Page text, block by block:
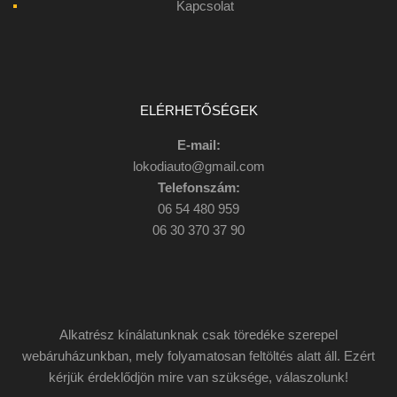
Kapcsolat
ELÉRHETŐSÉGEK
E-mail:
lokodiauto@gmail.com
Telefonszám:
06 54 480 959
06 30 370 37 90
Alkatrész kínálatunknak csak töredéke szerepel
webáruházunkban, mely folyamatosan feltöltés alatt áll. Ezért
kérjük érdeklődjön mire van szüksége, válaszolunk!